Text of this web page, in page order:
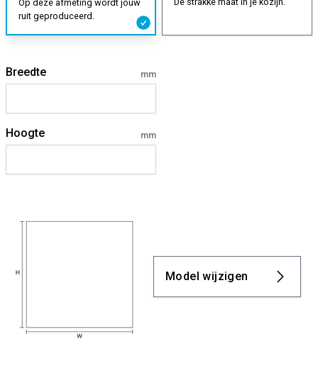
Op deze afmeting wordt jouw
ruit geproduceerd.
Breedte mm
Hoogte mm
Model wijzigen